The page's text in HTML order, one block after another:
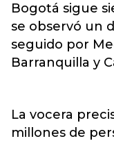
Bogotá sigue
se observó un
seguido por
Barranquilla y
La vocera
millones de